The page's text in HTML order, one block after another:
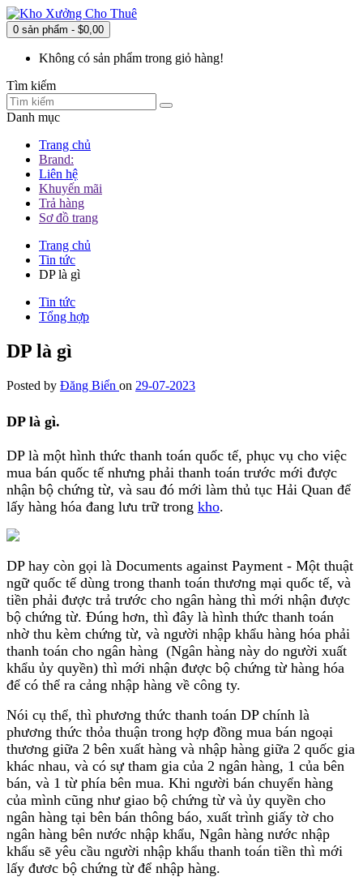
0 sản phẩm - $0,00
Không có sản phẩm trong giỏ hàng!
Tìm kiếm
Danh mục
Trang chủ
Brand:
Liên hệ
Khuyến mãi
Trả hàng
Sơ đồ trang
Trang chủ
Tin tức
DP là gì
Tin tức
Tổng hợp
DP là gì
Posted by Đăng Biển on 29-07-2023
DP là gì.
DP là một hình thức thanh toán quốc tế, phục vụ cho việc
mua bán quốc tế nhưng phải thanh toán trước mới được
nhận bộ chứng từ, và sau đó mới làm thủ tục Hải Quan để
lấy hàng hóa đang lưu trữ trong kho.
DP hay còn gọi là Documents against Payment - Một thuật
ngữ quốc tế dùng trong thanh toán thương mại quốc tế, và
tiền phải được trả trước cho ngân hàng thì mới nhận được
bộ chứng từ. Đúng hơn, thì đây là hình thức thanh toán
nhờ thu kèm chứng từ, và người nhập khẩu hàng hóa phải
thanh toán cho ngân hàng (Ngân hàng này do người xuất
khẩu ủy quyền) thì mới nhận được bộ chứng từ hàng hóa
để có thể ra cảng nhập hàng về công ty.
Nói cụ thể, thì phương thức thanh toán DP chính là
phương thức thỏa thuận trong hợp đồng mua bán ngoại
thương giữa 2 bên xuất hàng và nhập hàng giữa 2 quốc gia
khác nhau, và có sự tham gia của 2 ngân hàng, 1 của bên
bán, và 1 từ phía bên mua. Khi người bán chuyển hàng
của mình cũng như giao bộ chứng từ và ủy quyền cho
ngân hàng tại bên bán thông báo, xuất trình giấy tờ cho
ngân hàng bên nước nhập khẩu, Ngân hàng nước nhập
khẩu sẽ yêu cầu người nhập khẩu thanh toán tiền thì mới
lấy đươc bộ chứng từ để nhập hàng.